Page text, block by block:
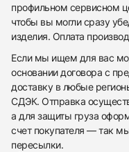
профильном сервисном
чтобы вы могли сразу
изделия. Оплата
Если мы ищем для вас
основании договора с
доставку в любые
СДЭК. Отправка
а для защиты груза
счет покупателя — так
пересылки.